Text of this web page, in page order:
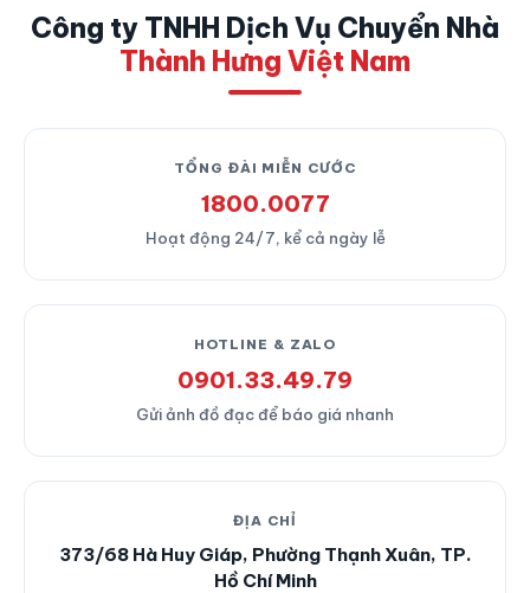
Công ty TNHH Dịch Vụ Chuyển Nhà
Thành Hưng Việt Nam
TỔNG ĐÀI MIỄN CƯỚC
1800.0077
Hoạt động 24/7, kể cả ngày lễ
HOTLINE & ZALO
0901.33.49.79
Gửi ảnh đồ đạc để báo giá nhanh
ĐỊA CHỈ
373/68 Hà Huy Giáp, Phường Thạnh Xuân, TP.
Hồ Chí Minh